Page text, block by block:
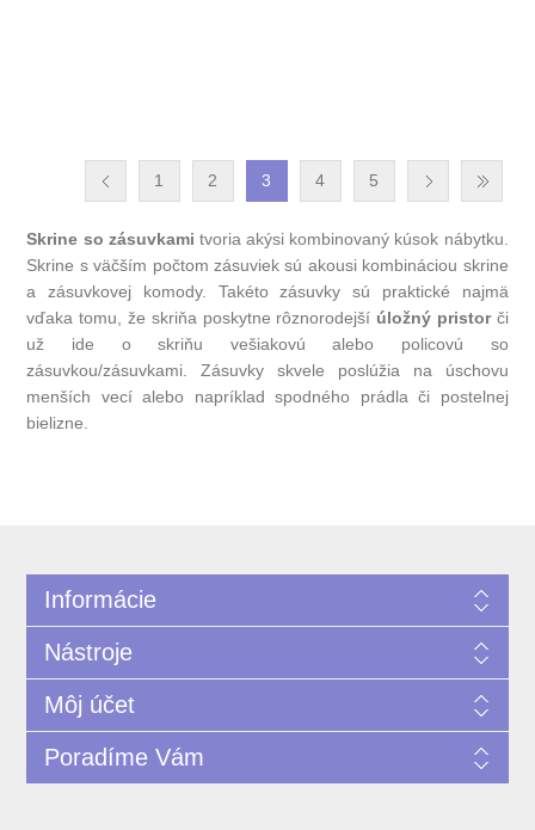
1 2 3 4 5
Skrine so zásuvkami tvoria akýsi kombinovaný kúsok nábytku.
Skrine s väčším počtom zásuviek sú akousi kombináciou skrine
a zásuvkovej komody. Takéto zásuvky sú praktické najmä
vďaka tomu, že skriňa poskytne rôznorodejší úložný pristorči
už ide o skriňu vešiakovú alebo policovú so
zásuvkou/zásuvkami. Zásuvky skvele poslúžia na úschovu
menších vecí alebo napríklad spodného prádla či postelnej
bielizne.
Informácie
Nástroje
Môj účet
Poradíme Vám